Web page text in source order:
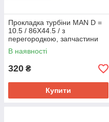
Прокладка турбіни MAN D =
10.5 / 86X44.5 / з
перегородкою, запчастини
прокладки двигуна MAN
В наявності
320 ₴
Купити